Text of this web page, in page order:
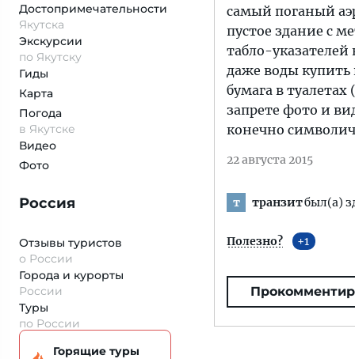
Достопримеча­тельности
Якутска
Экскурсии
по Якутску
Гиды
Карта
Погода
в Якутске
Видео
Фото
Россия
Отзывы туристов
о России
Города и курорты
России
Туры
по России
Горящие туры
самый поганый
пустое здание с
табло-указателей
даже воды купить
бумага в
запрете фото и
конечно
22 августа 2015
т транзитбыл(а)
Полезно? 1